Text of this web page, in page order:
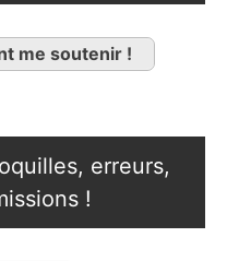
me soutenir !
erreurs,
!